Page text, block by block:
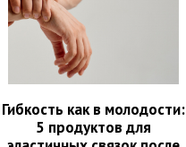
Гибкость как в молодости:
5 продуктов для